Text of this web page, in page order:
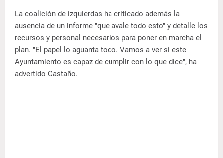
La coalición de izquierdas ha criticado además la
ausencia de un informe "que avale todo esto" y detalle los
recursos y personal necesarios para poner en marcha el
plan. "El papel lo aguanta todo. Vamos a ver si este
Ayuntamiento es capaz de cumplir con lo que dice", ha
advertido Castaño.